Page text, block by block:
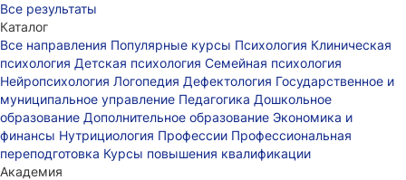
Все результаты
Каталог
Все направления Популярные курсы Психология Клиническая
психология Детская психология Семейная психология
Нейропсихология Логопедия Дефектология Государственное и
муниципальное управление Педагогика Дошкольное
образование Дополнительное образование Экономика и
финансы Нутрициология Профессии Профессиональная
переподготовка Курсы повышения квалификации
Академия